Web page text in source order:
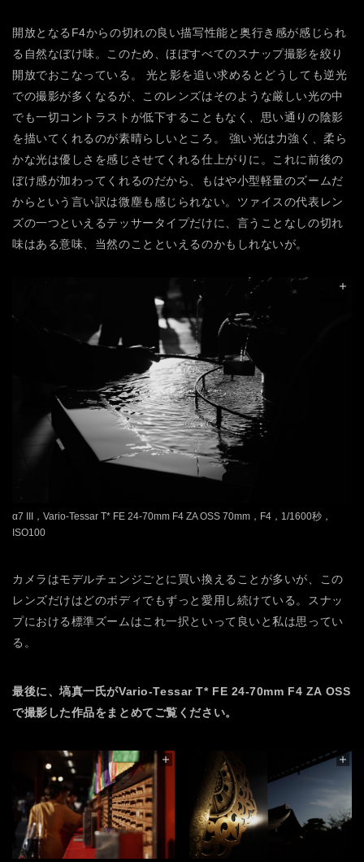
開放となるF4からの切れの良い描写性能と奥行き感が感じられ
る自然なぼけ味。このため、ほぼすべてのスナップ撮影を絞り
開放でおこなっている。 光と影を追い求めるとどうしても逆光
での撮影が多くなるが、このレンズはそのような厳しい光の中
でも一切コントラストが低下することもなく、思い通りの陰影
を描いてくれるのが素晴らしいところ。 強い光は力強く、柔ら
かな光は優しさを感じさせてくれる仕上がりに。これに前後の
ぼけ感が加わってくれるのだから、もはや小型軽量のズームだ
からという言い訳は微塵も感じられない。ツァイスの代表レン
ズの一つといえるテッサータイプだけに、言うことなしの切れ
味はある意味、当然のことといえるのかもしれないが。
α7 III，Vario-Tessar T* FE 24-70mm F4 ZA OSS 70mm，F4，1/1600秒，
ISO100
カメラはモデルチェンジごとに買い換えることが多いが、この
レンズだけはどのボディでもずっと愛用し続けている。スナッ
プにおける標準ズームはこれ一択といって良いと私は思ってい
る。
最後に、塙真一氏がVario-Tessar T* FE 24-70mm F4 ZA OSS
で撮影した作品をまとめてご覧ください。